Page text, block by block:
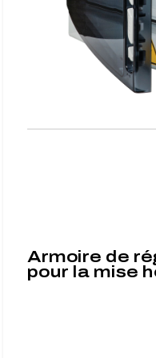
Armoire de
pour la mise